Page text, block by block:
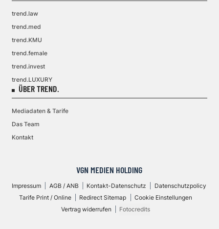
trend.law
trend.med
trend.KMU
trend.female
trend.invest
trend.LUXURY
ÜBER TREND.
Mediadaten & Tarife
Das Team
Kontakt
VGN MEDIEN HOLDING
Impressum AGB / ANB Kontakt-Datenschutz
Datenschutzpolicy
Tarife Print / Online
Redirect Sitemap
Cookie Einstellungen
Vertrag widerrufen
Fotocredits